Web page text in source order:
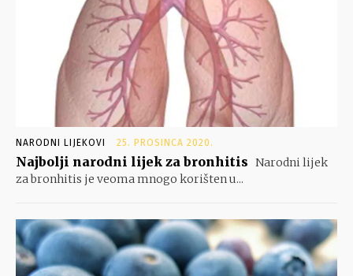
NARODNI LIJEKOVI 25. PROSINCA 2020.
Najbolji narodni lijek za bronhitis Narodni lijek
za bronhitis je veoma mnogo korišten u...